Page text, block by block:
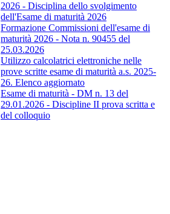
2026 - Disciplina dello svolgimento
dell'Esame di maturità 2026
Formazione Commissioni dell'esame di
maturità 2026 - Nota n. 90455 del
25.03.2026
Utilizzo calcolatrici elettroniche nelle
prove scritte esame di maturità a.s. 2025-
26. Elenco aggiornato
Esame di maturità - DM n. 13 del
29.01.2026 - Discipline II prova scritta e
del colloquio